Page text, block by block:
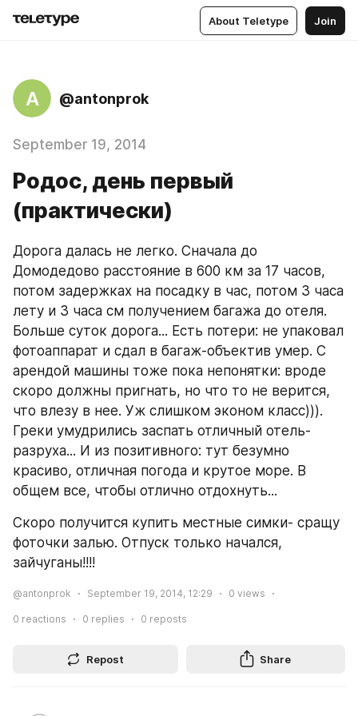
About Teletype Join
A @antonprok
September 19, 2014
Родос, день первый
(практически)
Дорога далась не легко. Сначала до
Домодедово расстояние в 600 км за 17 часов,
потом задержках на посадку в час, потом 3 часа
лету и 3 часа см получением багажа до отеля.
Больше суток дорога... Есть потери: не упаковал
фотоаппарат и сдал в багаж-объектив умер. С
арендой машины тоже пока непонятки: вроде
скоро должны пригнать, но что то не верится,
что влезу в нее. Уж слишком эконом класс))).
Греки умудрились заспать отличный отель-
разруха... И из позитивного: тут безумно
красиво, отличная погода и крутое море. В
общем все, чтобы отлично отдохнуть...
Скоро получится купить местные симки- сращу
фоточки залью. Отпуск только начался,
зайчуганы!!!!
@antonprok September 19, 2014, 12:29 0 views
0 reactions 0 replies 0 reposts
Repost Share